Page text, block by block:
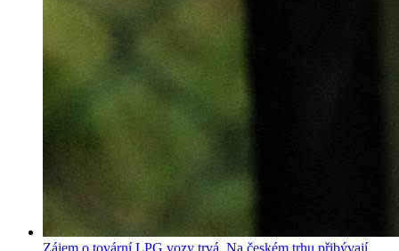
Zájem o tovární LPG vozy trvá. Na českém trhu přibývají